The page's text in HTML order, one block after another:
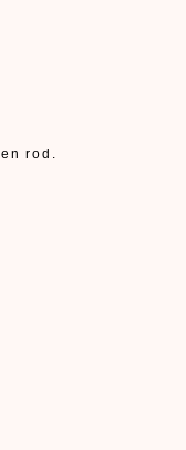
rod.